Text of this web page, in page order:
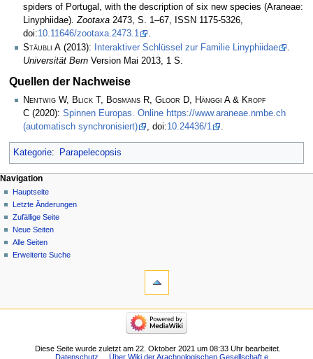
spiders of Portugal, with the description of six new species (Araneae:
Linyphiidae).Zootaxa 2473, S. 1–67, ISSN 1175-5326,
doi:10.11646/zootaxa.2473.1
.
Stäubli A (2013): Interaktiver Schlüssel zur Familie Linyphiidae
.
Universität Bern Version Mai 2013, 1 S.
Quellen der Nachweise
Nentwig W, Blick T, Bosmans R, Gloor D, Hänggi A & Kropf
C (2020): Spinnen Europas. Online https://www.araneae.nmbe.ch
(automatisch synchronisiert)
, doi:10.24436/1
Kategorie: Parapelecopsis
Navigation
Hauptseite
Letzte Änderungen
Zufällige Seite
Neue Seiten
Alle Seiten
Erweiterte Suche
Diese Seite wurde zuletzt am 22. Oktober 2021 um 08:33 Uhr bearbeitet.
Datenschutz
Über Wiki der Arachnologischen Gesellschaft e.